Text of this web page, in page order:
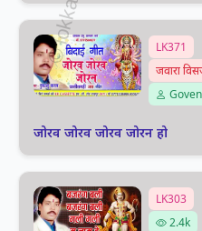
LK371
जवारा
जोरव जोरव जोरव जोरन हो
LK303
2.4k